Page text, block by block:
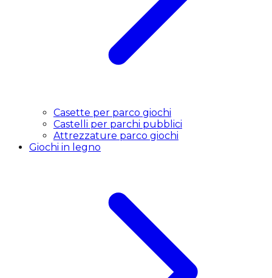
Casette per parco giochi
Castelli per parchi pubblici
Attrezzature parco giochi
Giochi in legno